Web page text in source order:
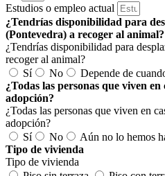
Estudios o empleo actual
¿Tendrías disponibilidad para
(Pontevedra) a recoger al animal?
¿Tendrías disponibilidad para
recoger al animal?
Sí
No
Depende de
¿Todas las personas que viven
adopción?
¿Todas las personas que viven en
adopción?
Sí
No
Aún no lo hemos
Tipo de vivienda
Tipo de vivienda